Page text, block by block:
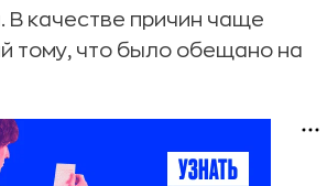
В качестве причин чаще
тому, что было обещано на